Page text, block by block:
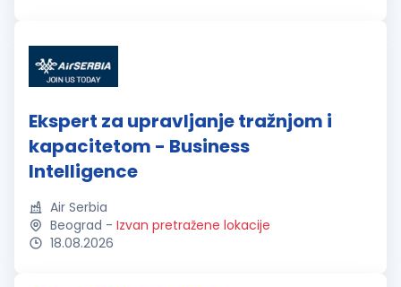
Ekspert za upravljanje tražnjom i
kapacitetom - Business
Intelligence
Air Serbia
Beograd - Izvan pretražene lokacije
18.08.2026